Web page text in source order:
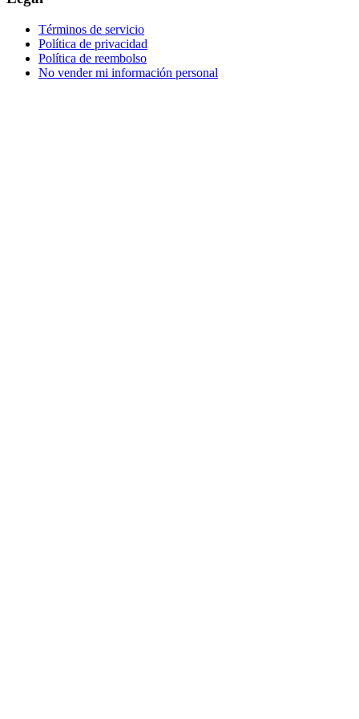
Términos de servicio
Política de privacidad
Política de reembolso
No vender mi información personal